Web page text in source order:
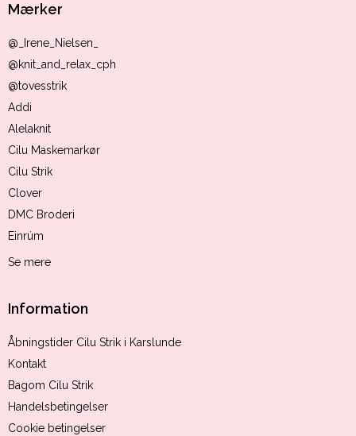
Mærker
@_Irene_Nielsen_
@knit_and_relax_cph
@tovesstrik
Addi
Alelaknit
Cilu Maskemarkør
Cilu Strik
Clover
DMC Broderi
Einrúm
Se mere
Information
Åbningstider Cilu Strik i Karslunde
Kontakt
Bagom Cilu Strik
Handelsbetingelser
Cookie betingelser